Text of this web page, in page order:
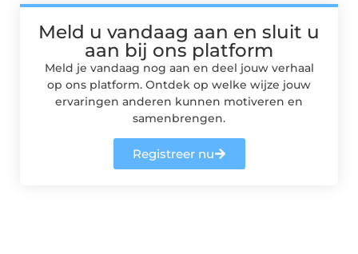
Meld u vandaag aan en sluit u
aan bij ons platform
Meld je vandaag nog aan en deel jouw verhaal
op ons platform. Ontdek op welke wijze jouw
ervaringen anderen kunnen motiveren en
samenbrengen.
Registreer nu